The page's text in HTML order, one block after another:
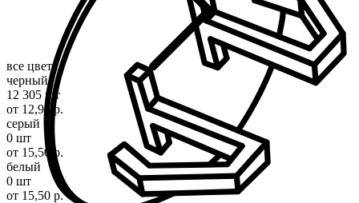
все цвета
черный
12 305 шт
от 12,92 р.
серый
0 шт
от 15,50 р.
белый
0 шт
от 15,50 р.